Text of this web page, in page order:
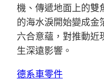
機、傳遞地面上的雙
的海水淚開始變成金
六合意蘊，對推動近
生深遠影響。
德系車零件